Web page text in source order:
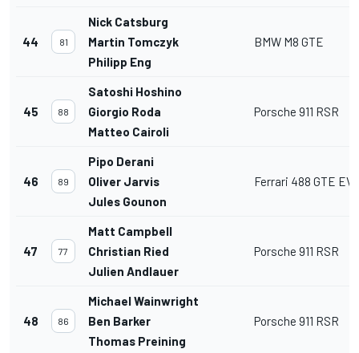
44 81
Nick Catsburg
Martin Tomczyk
Philipp Eng
BMW M8 GTE
45 88
Satoshi Hoshino
Giorgio Roda
Matteo Cairoli
Porsche 911 RSR
46 89
Pipo Derani
Oliver Jarvis
Jules Gounon
Ferrari 488 GTE
47 77
Matt Campbell
Christian Ried
Julien Andlauer
Porsche 911 RSR
48 86
Michael Wainwright
Ben Barker
Thomas Preining
Porsche 911 RSR